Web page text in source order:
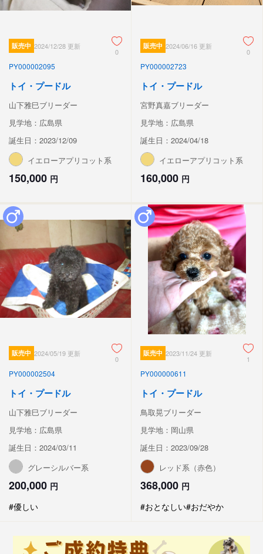
販売中 2024/12/28 更新
0
PY000002095
トイ・プードル
山下雅巳ブリーダー
見学地：広島県
誕生日：2023/12/09
イエローアプリコット系
150,000 円
販売中 2024/06/16 更新
0
PY000002723
トイ・プードル
宮野真嘉ブリーダー
見学地：広島県
誕生日：2024/04/18
イエローアプリコット系
160,000 円
販売中 2024/05/19 更新
0
PY000002504
トイ・プードル
山下雅巳ブリーダー
見学地：広島県
誕生日：2024/03/11
グレーシルバー系
200,000 円
#優しい
販売中 2023/11/24 更新
1
PY000000611
トイ・プードル
鳥取晃ブリーダー
見学地：岡山県
誕生日：2023/09/28
レッド系（赤色）
368,000 円
#おとなしい#おだやか